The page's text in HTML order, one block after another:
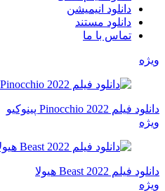
دانلود انیمیشن
دانلود مستند
تماس با ما
ویژه
دانلود فیلم Pinocchio 2022 پینوکیو
ویژه
دانلود فیلم Beast 2022 هیولا
ویژه